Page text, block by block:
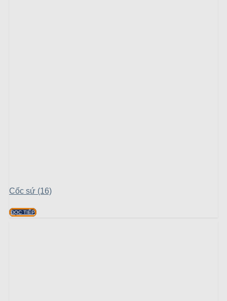
Cốc sứ (16)
ĐỌC TIẾP